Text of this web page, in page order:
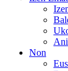
Non